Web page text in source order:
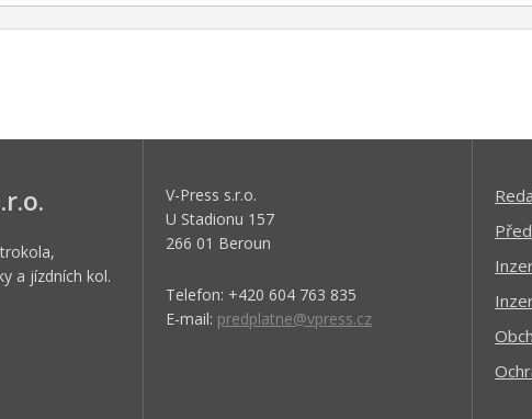
a jízdních kol.
V-Press s.r.o.
U Stadionu 157
266 01 Beroun
Telefon: +420 604 763 835
E-mail: predplatne@vpress.cz